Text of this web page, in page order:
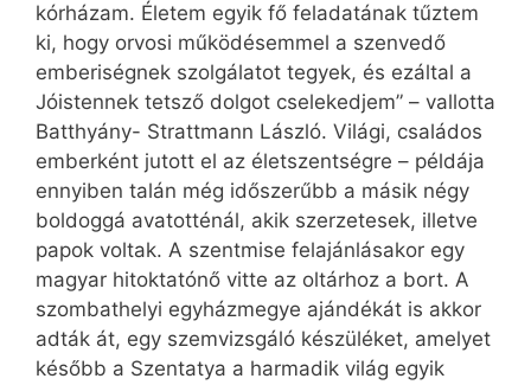
kórházam. Életem egyik fő feladatának tűztem
ki, hogy orvosi működésemmel a szenvedő
emberiségnek szolgálatot tegyek, és ezáltal a
Jóistennek tetsző dolgot cselekedjem” – vallotta
Batthyány- Strattmann László. Világi, családos
emberként jutott el az életszentségre – példája
ennyiben talán még időszerűbb a másik négy
boldoggá avatotténál, akik szerzetesek, illetve
papok voltak. A szentmise felajánlásakor egy
magyar hitoktatónő vitte az oltárhoz a bort. A
szombathelyi egyházmegye ajándékát is akkor
adták át, egy szemvizsgáló készüléket, amelyet
később a Szentatya a harmadik világ egyik